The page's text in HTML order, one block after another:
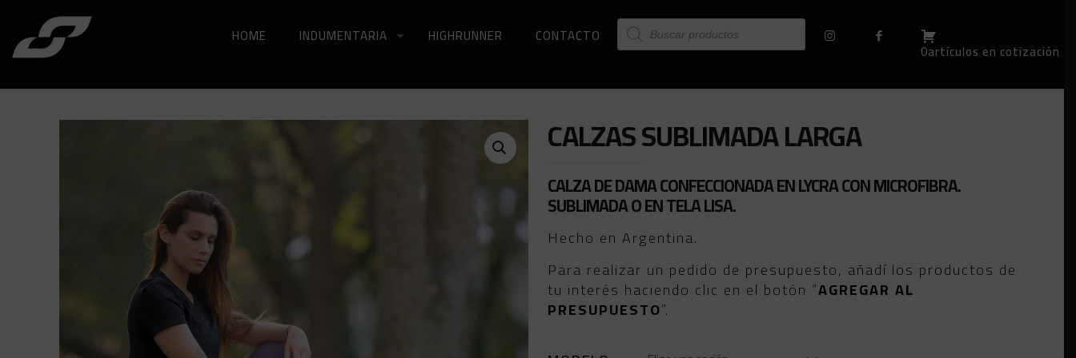
HOME INDUMENTARIA HIGHRUNNER CONTACTO Búsqueda
de
productos 0artículos en cotización
CALZAS SUBLIMADA LARGA
CALZA DE DAMA CONFECCIONADA EN LYCRA CON MICROFIBRA.
SUBLIMADA O EN TELA LISA.
Hecho en Argentina.
Para realizar un pedido de presupuesto, añadí los productos de
tu interés haciendo clic en el botón “AGREGAR AL
PRESUPUESTO”.